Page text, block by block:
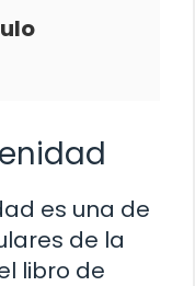
es una de
de la
libro de